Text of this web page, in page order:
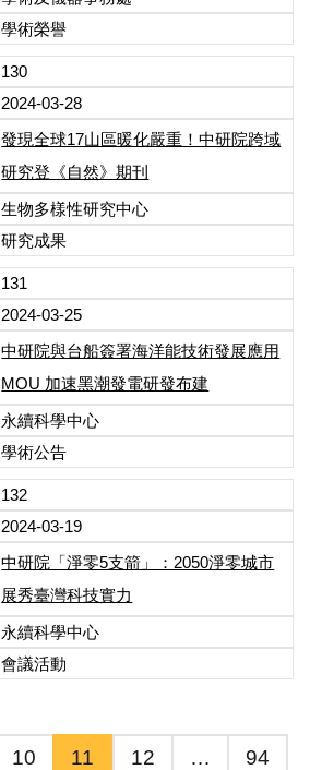
學術榮譽
130
2024-03-28
發現全球17山區暖化嚴重！中研院跨域
研究登《自然》期刊
生物多樣性研究中心
研究成果
131
2024-03-25
中研院與台船簽署海洋能技術發展應用
MOU 加速黑潮發電研發布建
永續科學中心
學術公告
132
2024-03-19
中研院「淨零5支箭」：2050淨零城市
展秀臺灣科技實力
永續科學中心
會議活動
10 11 12 … 94